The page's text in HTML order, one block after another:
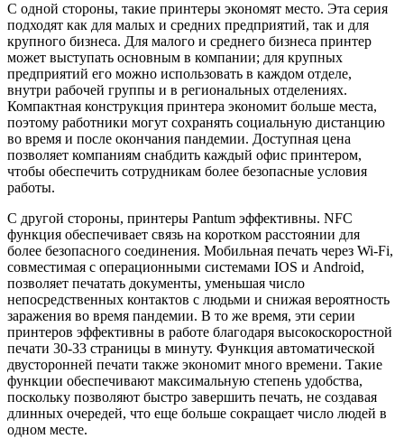
С одной стороны, такие принтеры экономят место. Эта серия
подходят как для малых и средних предприятий, так и для
крупного бизнеса. Для малого и среднего бизнеса принтер
может выступать основным в компании; для крупных
предприятий его можно использовать в каждом отделе,
внутри рабочей группы и в региональных отделениях.
Компактная конструкция принтера экономит больше места,
поэтому работники могут сохранять социальную дистанцию
во время и после окончания пандемии. Доступная цена
позволяет компаниям снабдить каждый офис принтером,
чтобы обеспечить сотрудникам более безопасные условия
работы.
С другой стороны, принтеры Pantum эффективны. NFC
функция обеспечивает связь на коротком расстоянии для
более безопасного соединения. Мобильная печать через Wi-Fi,
совместимая с операционными системами IOS и Android,
позволяет печатать документы, уменьшая число
непосредственных контактов с людьми и снижая вероятность
заражения во время пандемии. В то же время, эти серии
принтеров эффективны в работе благодаря высокоскоростной
печати 30-33 страницы в минуту. Функция автоматической
двусторонней печати также экономит много времени. Такие
функции обеспечивают максимальную степень удобства,
поскольку позволяют быстро завершить печать, не создавая
длинных очередей, что еще больше сокращает число людей в
одном месте.